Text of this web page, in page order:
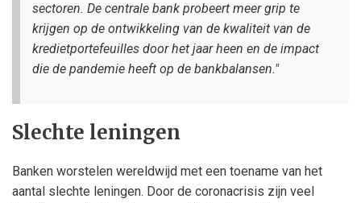
sectoren. De centrale bank probeert meer grip te
krijgen op de ontwikkeling van de kwaliteit van de
kredietportefeuilles door het jaar heen en de impact
die de pandemie heeft op de bankbalansen."
Slechte leningen
Banken worstelen wereldwijd met een toename van het
aantal slechte leningen. Door de coronacrisis zijn veel